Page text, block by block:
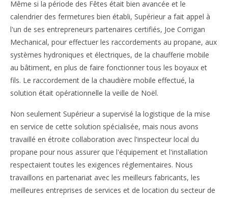
Même si la période des Fêtes était bien avancée et le
calendrier des fermetures bien établi, Supérieur a fait appel à
l'un de ses entrepreneurs partenaires certifiés, Joe Corrigan
Mechanical, pour effectuer les raccordements au propane, aux
systèmes hydroniques et électriques, de la chaufferie mobile
au bâtiment, en plus de faire fonctionner tous les boyaux et
fils. Le raccordement de la chaudière mobile effectué, la
solution était opérationnelle la veille de Noël.
Non seulement Supérieur a supervisé la logistique de la mise
en service de cette solution spécialisée, mais nous avons
travaillé en étroite collaboration avec l'inspecteur local du
propane pour nous assurer que l'équipement et l'installation
respectaient toutes les exigences réglementaires. Nous
travaillons en partenariat avec les meilleurs fabricants, les
meilleures entreprises de services et de location du secteur de